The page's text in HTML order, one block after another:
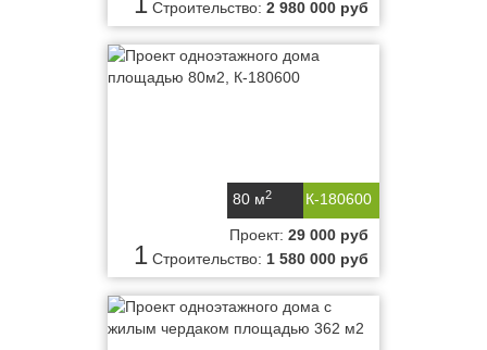
Строительство: 2 980 000 руб
К-180600
80 м2
1
Проект: 29 000 руб
Строительство: 1 580 000 руб